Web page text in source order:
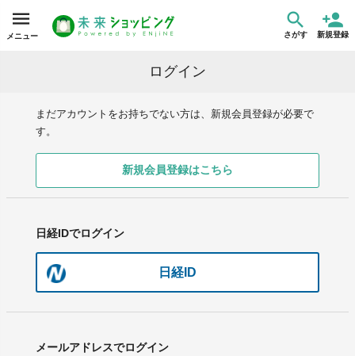
メニュー さがす 新規登録
ログイン
まだアカウントをお持ちでない方は、新規会員登録が必要で
す。
新規会員登録はこちら
日経IDでログイン
日経ID
メールアドレスでログイン